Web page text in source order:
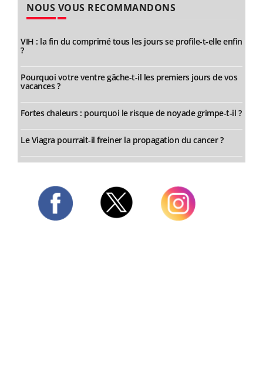
NOUS VOUS RECOMMANDONS
VIH : la fin du comprimé tous les jours se profile-t-elle enfin
?
Pourquoi votre ventre gâche-t-il les premiers jours de vos
vacances ?
Fortes chaleurs : pourquoi le risque de noyade grimpe-t-il ?
Le Viagra pourrait-il freiner la propagation du cancer ?